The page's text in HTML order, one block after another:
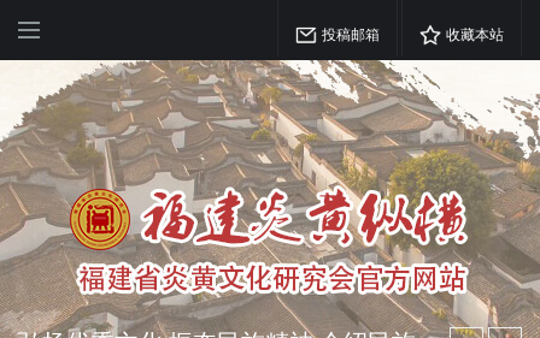
投稿邮箱 收藏本站
弘扬优秀文化 振奋民族精神 介绍民族